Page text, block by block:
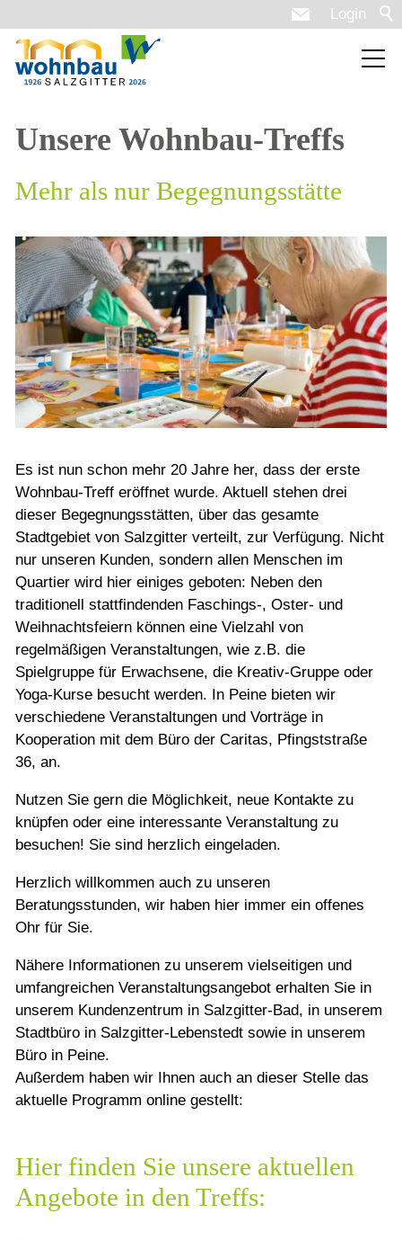
Login
Unsere Wohnbau-Treffs
Mehr als nur Begegnungsstätte
Es ist nun schon mehr 20 Jahre her, dass der erste
Wohnbau-Treff eröffnet wurde. Aktuell stehen drei
dieser Begegnungsstätten, über das gesamte
Stadtgebiet von Salzgitter verteilt, zur Verfügung. Nicht
nur unseren Kunden, sondern allen Menschen im
Quartier wird hier einiges geboten: Neben den
traditionell stattfindenden Faschings-, Oster- und
Weihnachtsfeiern können eine Vielzahl von
regelmäßigen Veranstaltungen, wie z.B. die
Spielgruppe für Erwachsene, die Kreativ-Gruppe oder
Yoga-Kurse besucht werden. In Peine bieten wir
verschiedene Veranstaltungen und Vorträge in
Kooperation mit dem Büro der Caritas, Pfingststraße
36, an.
Nutzen Sie gern die Möglichkeit, neue Kontakte zu
knüpfen oder eine interessante Veranstaltung zu
besuchen! Sie sind herzlich eingeladen.
Herzlich willkommen auch zu unseren
Beratungsstunden, wir haben hier immer ein offenes
Ohr für Sie.
Nähere Informationen zu unserem vielseitigen und
umfangreichen Veranstaltungsangebot erhalten Sie in
unserem Kundenzentrum in Salzgitter-Bad, in unserem
Stadtbüro in Salzgitter-Lebenstedt sowie in unserem
Büro in Peine.
Außerdem haben wir Ihnen auch an dieser Stelle das
aktuelle Programm online gestellt:
Hier finden Sie unsere aktuellen
Angebote in den Treffs: